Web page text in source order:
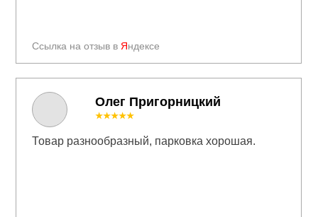
Олег Пригорницкий
Ссылка на отзыв в Яндексе
★★★★★
Товар разнообразный, парковка хорошая.